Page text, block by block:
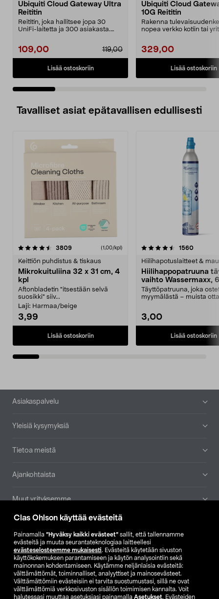
Clas Ohlson käyttää evästeitä
Painamalla ”Hyväksy kaikki evästeet” sallit, että tallennamme
evästeitä ja muuta seurantateknologiaa laitteellesi
evästeselosteemme mukaisesti. Evästeitä käytetään sivuston
käyttökokemuksen parantamiseen ja käytön analysointiin sekä
mainonnan kohdentamiseen. Käytämme neljänlaisia evästeitä:
välttämättömät, toiminnalliset, analyyttiset ja mainosevästeet.
Välttämättömiin evästeisiin ei tarvita suostumustasi, sillä ne ovat
välttämättömiä verkkosivuston sisällön toimimisen kannalta. Voit
halutessasi muuttaa asetuksiasi painamalla Asetukset. Evästeiden
Ubiquiti Cloud Gateway Ultra
Reititin
Reititin, joka hallitsee jopa 30
UniFi-laitetta ja 300 asiakasta.
109,00 119,00
Lisää ostoskoriin
Ubiquiti Cloud
10G Reititin
Rakenna
nopea verkko kotiin tai
329,00
Lisää ostoskoriin
Tavalliset asiat epätavallisen edullisesti
3809arvostelut (1,00/kpl)
Keittiön puhdistus & tiskaus
Mikrokuituliina 32 x 31 cm, 4
kpl
Aftonbladetin "itsestään selvä
suosikki" siiv...
Laji: Harmaa/beige
3,99
Lisää ostoskoriin
4.5viidestä
1560
Hiilihapotuslaitteet &
Hiilihappopatruuna
vaihto Wassermaxx,
Täyttöpatruuna, joka
myymälästä – muista
3,00
Lisää ostoskoriin
4.5viidestä
Alatunniste
Asiakaspalvelu
Yleisiä kysymyksiä
Tietoa meistä
Ajankohtaista
Muut yrityksemme
Etsi myymälä
SE NO FI
FI SV